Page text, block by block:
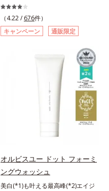
※W洗顔が必要です＜使用方法＞1.
適量（2プッシュ程度）をとり、手
のひら全体にさっと広げます。2.肌
の上で軽くらせんを描くように、メ
イクとよくなじませます。※落ちに
くいメイクを落とす際は、乾いた手
にとり、メイクとしっかりなじませ
てください。3.メイクとなじんだ
ら、水またはぬるま湯でよく洗い流
します。4.その後、洗顔料で洗顔し
てください。各商品の詳しい情報は
商品ページをご覧ください。・
リーム。ハリも透明感(*4)も結果主
義。年齢サイン(*5)の因子に着目し
た肌科学エイジングケア(*3)シリー
ズ。オルビスユー ドットシリーズ
は、年齢による肌悩み一つ一つを対
処するのではなく、肌で起きている
ことの根本原因に着目。加齢ととも
に現れる年齢サインについて研究を
進めたところ、弾力感のない状態で
ある「ハリのなさ」や、くすみ(*6)
などが現れている状態である「透明
感のなさ」が、大人の肌印象に大き
シリーズは美容成分(*7)として
「G.D.F.アクティベーター(*8)」を
配合。そして、従来から配合してい
る美白(*1)有効成分「トラネキサム
（4.22 / 676件）
キャンペーン
通販限定
オルビスユー ドット フォーミ
ングウォッシュ
美白(*1)も叶える最高峰(*2)エイジ